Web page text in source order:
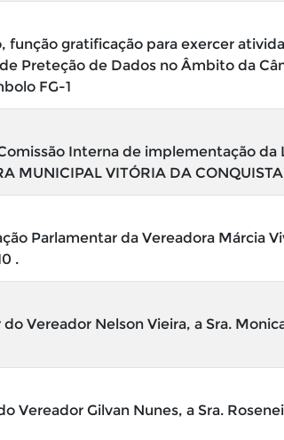
gratificação para exercer
Preteção de Dados no Âmbito da
FG-1
Interna de implementação da
MUNICIPAL VITÓRIA DA
Parlamentar da Vereadora Márcia
.
Vereador Nelson Vieira, a Sra.
Vereador Gilvan Nunes, a Sra.